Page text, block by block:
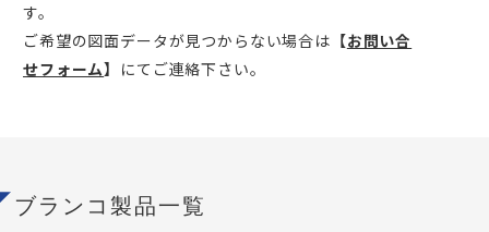
す。
ご希望の図面データが見つからない場合は 【お問い合
せフォーム】 にてご連絡下さい。
ブランコ製品一覧